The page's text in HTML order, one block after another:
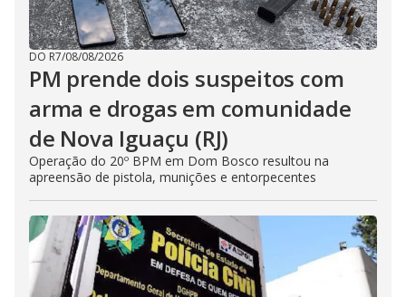
DO R7/08/08/2026
PM prende dois suspeitos com
arma e drogas em comunidade
de Nova Iguaçu (RJ)
Operação do 20º BPM em Dom Bosco resultou na
apreensão de pistola, munições e entorpecentes